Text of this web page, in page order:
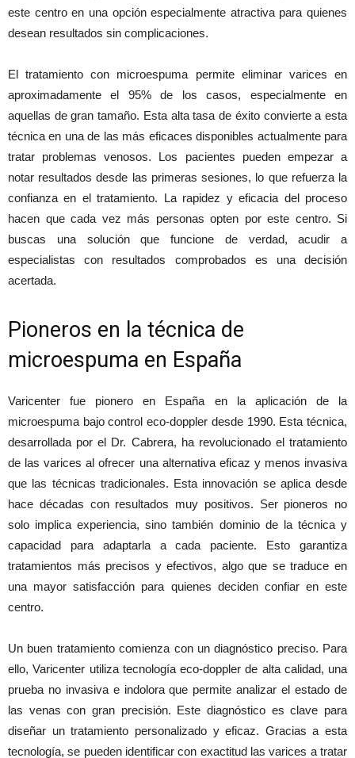
este centro en una opción especialmente atractiva para quienes
desean resultados sin complicaciones.
El tratamiento con microespuma permite eliminar varices en
aproximadamente el 95% de los casos, especialmente en
aquellas de gran tamaño. Esta alta tasa de éxito convierte a esta
técnica en una de las más eficaces disponibles actualmente para
tratar problemas venosos. Los pacientes pueden empezar a
notar resultados desde las primeras sesiones, lo que refuerza la
confianza en el tratamiento. La rapidez y eficacia del proceso
hacen que cada vez más personas opten por este centro. Si
buscas una solución que funcione de verdad, acudir a
especialistas con resultados comprobados es una decisión
acertada.
Pioneros en la técnica de
microespuma en España
Varicenter fue pionero en España en la aplicación de la
microespuma bajo control eco-doppler desde 1990. Esta técnica,
desarrollada por el Dr. Cabrera, ha revolucionado el tratamiento
de las varices al ofrecer una alternativa eficaz y menos invasiva
que las técnicas tradicionales. Esta innovación se aplica desde
hace décadas con resultados muy positivos. Ser pioneros no
solo implica experiencia, sino también dominio de la técnica y
capacidad para adaptarla a cada paciente. Esto garantiza
tratamientos más precisos y efectivos, algo que se traduce en
una mayor satisfacción para quienes deciden confiar en este
centro.
Un buen tratamiento comienza con un diagnóstico preciso. Para
ello, Varicenter utiliza tecnología eco-doppler de alta calidad, una
prueba no invasiva e indolora que permite analizar el estado de
las venas con gran precisión. Este diagnóstico es clave para
diseñar un tratamiento personalizado y eficaz. Gracias a esta
tecnología, se pueden identificar con exactitud las varices a tratar